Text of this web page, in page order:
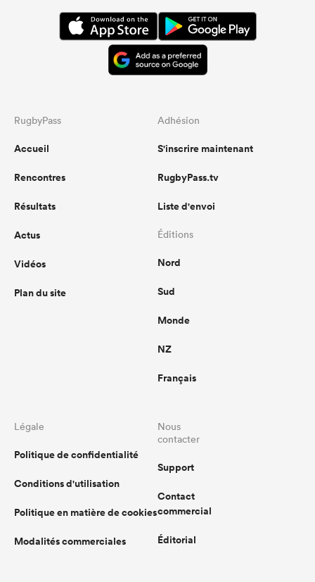
RugbyPass
Accueil
Rencontres
Résultats
Actus
Vidéos
Plan du site
Adhésion
S'inscrire maintenant
RugbyPass.tv
Liste d'envoi
Éditions
Nord
Sud
Monde
NZ
Français
Légale
Politique de confidentialité
Conditions d'utilisation
Politique en matière de cookies
Modalités commerciales
Nous
contacter
Support
Contact
commercial
Éditorial